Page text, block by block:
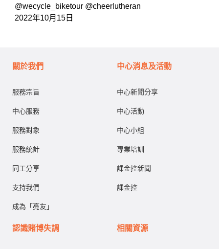
@wecycle_biketour @cheerlutheran
2022年10月15日
關於我們
服務宗旨
中心服務
服務對象
服務統計
同工分享
支持我們
成為「亮友」
中心消息及活動
中心新聞分享
中心活動
中心小組
專業培訓
課金控新聞
課金控
認識賭博失調 相關資源